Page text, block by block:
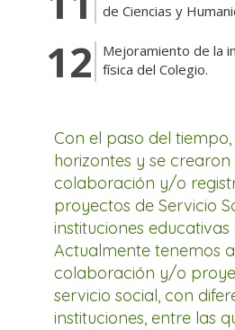
de Ciencias y
Mejoramiento de la
física del Colegio.
Con el paso del
horizontes y se
colaboración y/o
proyectos de Servicio
instituciones educativas
Actualmente tenemos
colaboración y/o
servicio social, con
instituciones, entre las